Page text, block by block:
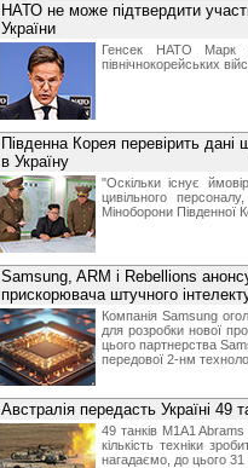
НАТО не може підтвердити
України
Генсек НАТО Марк
північнокорейських
Південна Корея перевірить
в Україну
"Оскільки існує
цивільного
Міноборони Південної
Samsung, ARM і Rebellions
прискорювача штучного
Компанія Samsung
для розробки нової
цього партнерства
передової 2-нм
Австралія передасть Україні 49
49 танків M1A1
кількість техніки
нагадаємо, до цього